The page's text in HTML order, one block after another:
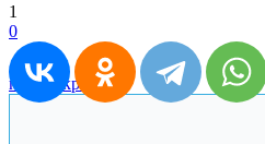
1
0
платье крючком